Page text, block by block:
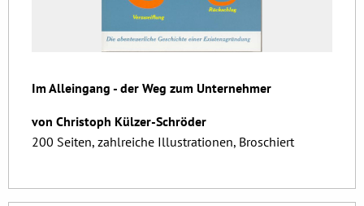
Im Alleingang - der Weg zum Unternehmer
von Christoph Külzer-Schröder
200 Seiten, zahlreiche Illustrationen, Broschiert